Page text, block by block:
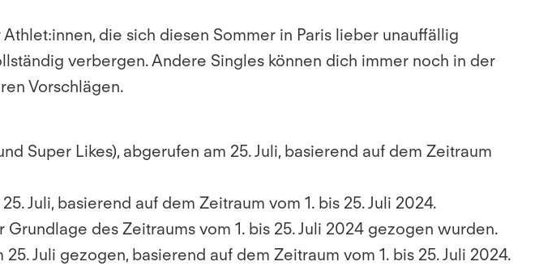
die sich diesen Sommer in Paris lieber unauffällig
verbergen. Andere Singles können dich immer noch in der
Vorschlägen.
Super Likes), abgerufen am 25. Juli, basierend auf dem Zeitraum
Juli, basierend auf dem Zeitraum vom 1. bis 25. Juli 2024.
des Zeitraums vom 1. bis 25. Juli 2024 gezogen wurden.
Juli gezogen, basierend auf dem Zeitraum vom 1. bis 25. Juli 2024.